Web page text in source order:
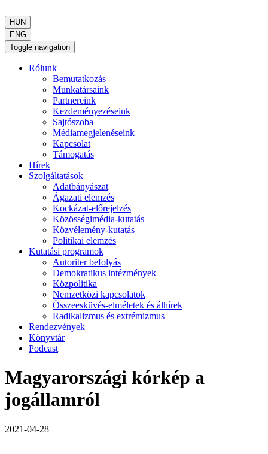
HUN
ENG
Toggle navigation
Rólunk
Bemutatkozás
Munkatársaink
Partnereink
Kezdeményezéseink
Sajtószoba
Médiamegjelenéseink
Kapcsolat
Támogatás
Hírek
Szolgáltatások
Adatbányászat
Ágazati elemzés
Kockázat-előrejelzés
Közösségimédia-kutatás
Közvélemény-kutatás
Politikai elemzés
Kutatási programok
Autoriter befolyás
Demokratikus intézmények
Közpolitika
Nemzetközi kapcsolatok
Összeesküvés-elméletek és álhírek
Radikalizmus és extrémizmus
Rendezvények
Könyvtár
Podcast
Magyarországi kórkép a
jogállamról
2021-04-28